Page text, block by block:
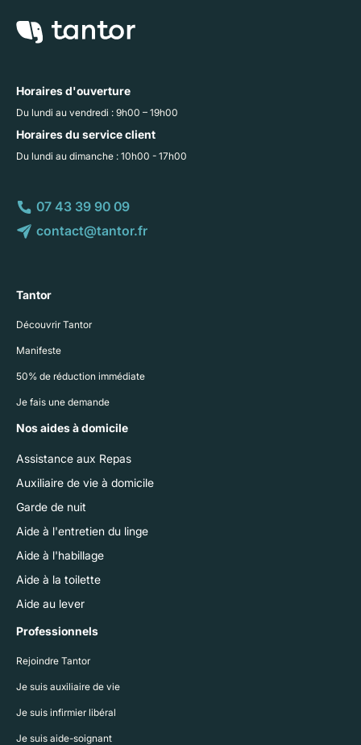
Horaires d'ouverture
Du lundi au vendredi : 9h00 – 19h00
Horaires du service client
Du lundi au dimanche : 10h00 - 17h00
07 43 39 90 09
contact@tantor.fr
Tantor
Découvrir Tantor
Manifeste
50% de réduction immédiate
Je fais une demande
Nos aides à domicile
Assistance aux Repas
Auxiliaire de vie à domicile
Garde de nuit
Aide à l'entretien du linge
Aide à l'habillage
Aide à la toilette
Aide au lever
Professionnels
Rejoindre Tantor
Je suis auxiliaire de vie
Je suis infirmier libéral
Je suis aide-soignant